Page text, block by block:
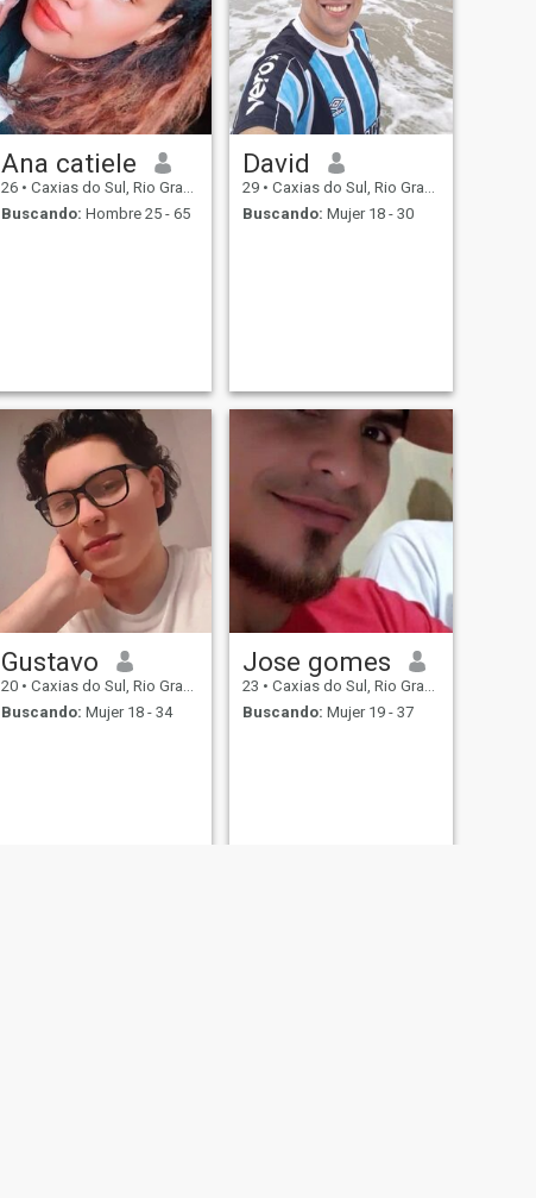
Ana catiele
26 • Caxias do Sul, Rio Grande do Sul, Brasil
Buscando: Hombre 25 - 65
David
29 • Caxias do Sul, Rio Grande do Sul, Brasil
Buscando: Mujer 18 - 30
Gustavo
20 • Caxias do Sul, Rio Grande do Sul, Brasil
Buscando: Mujer 18 - 34
Jose gomes
23 • Caxias do Sul, Rio Grande do Sul, Brasil
Buscando: Mujer 19 - 37